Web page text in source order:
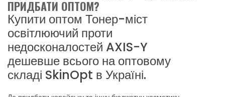
ПРИДБАТИ ОПТОМ?
Купити оптом Тонер-міст
освітлюючий проти
недосконалостей AXIS-Y
дешевше всього на оптовому
складі SkinOpt в Україні.